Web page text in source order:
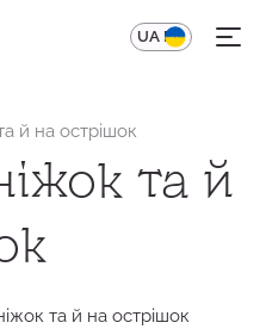
UA EN
й на острішок
та й
та й на острішок